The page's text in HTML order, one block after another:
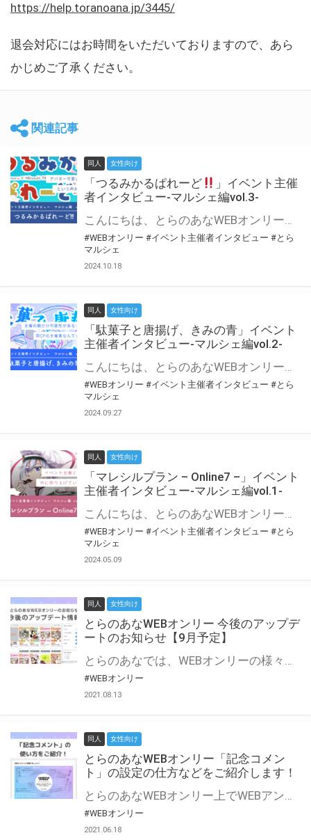
https://help.toranoana.jp/3445/
退会対応にはお時間をいただいておりますので、あら
かじめご了承ください。
関連記事
同人 女性向け
「つるみかるぱれーど
」イベント主催
者インタビュー-マルシェ編vol.3-
こんにちは、とらのあなWEBオンリー運営スタッフです。 新たにお届けする、イベント主催者インタビュー-マルシェ編-は、 とらのあなWEBオンリー「マルシェ」をご利用した主催様に 「マルシェ」を使って開催した感想や心がけをお聞きする企画です。 今回は、WEBオンリー初開催「つるみかるぱれーど
#WEBオンリー #イベント主催者インタビュー #とら
マルシェ
2024.10.18
同人 女性向け
「駄菓子と唐揚げ、きみの青」イベント
主催者インタビュー-マルシェ編vol.2-
こんにちは、とらのあなWEBオンリー運営スタッフです。 新たにお届けする、イベント主催者インタビュー-マルシェ編-は、 とらのあなWEBオンリー「マルシェ」をご利用の主催様に 「マルシェ」を使ってイベントを開催した感想や心がけをお聞きする企画です。 今回は、WEBオンリー初開催「駄菓子と唐揚げ、きみの青」より、 主催のぎこ六屋様にお話を伺いました。 協力：ぎこ六屋様／イベント公式Twitter（@krkgwks） とらのあなWEBオンリー「マルシェ」とは？ WEBオンリーでリアルタイムでコミュニケーションがとれるオンライン会場です。
#WEBオンリー #イベント主催者インタビュー #とら
マルシェ
2024.09.27
同人 女性向け
「マレシルプラン – Online7 –」イベント
主催者インタビュー-マルシェ編vol.1-
こんにちは、とらのあなWEBオンリー運営スタッフです。 新たにお届けする、イベント主催者インタビュー-マルシェ編-は、 とらのあなWEBオンリー「マルシェ」をご利用した主催様に 「マルシェ」を使って開催した感想や心がけをお聞きする企画です。 今回は、WEBオンリー開催7回目迎えた「マレシルプラン – Online7 –」より、 主催の玉川うた様にお話を伺いました。 ▼マレシルプランのインタビュー前回記事 「イベント主催者インタビュー vol.6」はこちら 協力：玉川うた様（マレシルプラン実行委員会 代表）／イベント公式Twitter（@mallesil_plan） とらのあなWEBオンリー「マルシェ」とは？ WEBオンリーでリアルタイムでコミュニケーションがとれるオンライン会場です。
#WEBオンリー #イベント主催者インタビュー #とら
マルシェ
2024.05.09
同人 女性向け
とらのあなWEBオンリー 今後のアップデ
ートのお知らせ【9月予定】
とらのあなでは、WEBオンリーの様々な支援を実施しています。 今回は2021年9月に実装を予定しているアップデート情報についてご紹介いたします。 とらのあなWEBオンリーサイトはこちら
#WEBオンリー
2021.08.13
同人 女性向け
とらのあなWEBオンリー「記念コメン
ト」の設定の仕方などをご紹介します！
とらのあなWEBオンリー上でWEBアンソロジーが作成できる「記念コメント」について、その使い方や作成手順を解説します！ 支援タイプを「サークル参加型」「サークル参加型・マルシェ(イベント会場)機能付き」でお申し込みいただいている主催者様はぜひご活用ください♪ とらのあなWEBオンリーサイトはこちら
#WEBオンリー
2021.06.18